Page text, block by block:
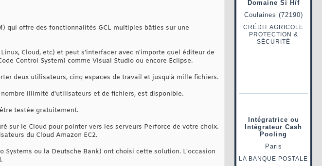
qui offre des fonctionnalités GCL multiples bâties sur une
Cloud, etc) et peut s'interfacer avec n'importe quel éditeur de
Control System) comme Visual Studio ou encore Eclipse.
deux utilisateurs, cinq espaces de travail et jusqu'à mille fichiers.
illimité d'utilisateurs et de fichiers, est disponible.
testée gratuitement.
sur le Cloud pour pointer vers les serveurs Perforce de votre choix.
du Cloud Amazon EC2.
Systems ou la Deutsche Bank) ont choisi cette solution. L'occasion